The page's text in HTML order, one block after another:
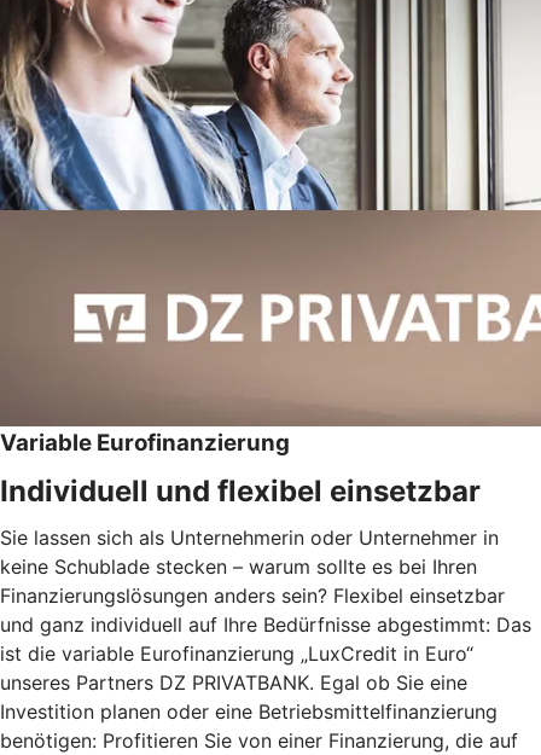
Variable Eurofinanzierung
Individuell und flexibel einsetzbar
Sie lassen sich als Unternehmerin oder Unternehmer in
keine Schublade stecken – warum sollte es bei Ihren
Finanzierungslösungen anders sein? Flexibel einsetzbar
und ganz individuell auf Ihre Bedürfnisse abgestimmt: Das
ist die variable Eurofinanzierung „LuxCredit in Euro“
unseres Partners DZ PRIVATBANK. Egal ob Sie eine
Investition planen oder eine Betriebsmittelfinanzierung
benötigen: Profitieren Sie von einer Finanzierung, die auf